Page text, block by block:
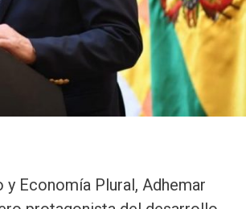
Economía Plural, Adhemar